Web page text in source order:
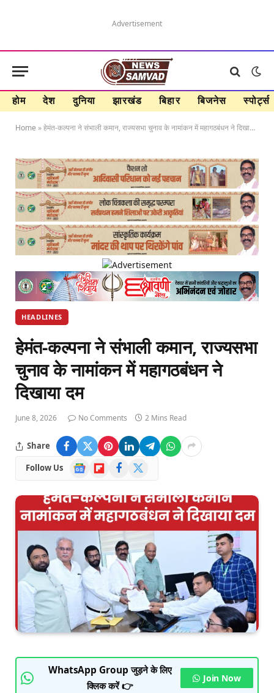
Advertisement
होम देश दुनिया झारखंड बिहार बिजनेस स्पोर्ट्स
Home »हेमंत-कल्पना ने संभाली कमान, राज्यसभा चुनाव के नामांकन में महागठबंधन ने दिखाया दम
HEADLINES
हेमंत-कल्पना ने संभाली कमान, राज्यसभा
चुनाव के नामांकन में महागठबंधन ने
दिखाया दम
June 8, 2026 No Comments 2 Mins Read
Share
Follow Us
Google
News
FlipboardFacebook
WhatsApp Group जुड़ने के लिए
क्लिक करें 👉
Join Now